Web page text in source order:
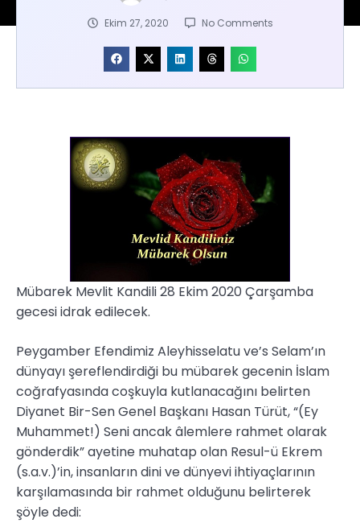
Ekim 27, 2020 No Comments
Mübarek Mevlit Kandili 28 Ekim 2020 Çarşamba
gecesi idrak edilecek.
Peygamber Efendimiz Aleyhisselatu ve’s Selam’ın
dünyayı şereflendirdiği bu mübarek gecenin İslam
coğrafyasında coşkuyla kutlanacağını belirten
Diyanet Bir-Sen Genel Başkanı Hasan Türüt, “(Ey
Muhammet!) Seni ancak âlemlere rahmet olarak
gönderdik” ayetine muhatap olan Resul-ü Ekrem
(s.a.v.)’in, insanların dini ve dünyevi ihtiyaçlarının
karşılamasında bir rahmet olduğunu belirterek
şöyle dedi: